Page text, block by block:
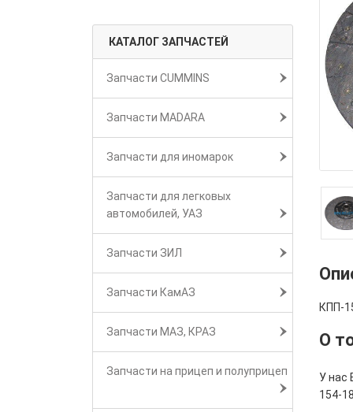
КАТАЛОГ ЗАПЧАСТЕЙ
Запчасти CUMMINS
Запчасти MADARA
Запчасти для иномарок
Запчасти для легковых
автомобилей, УАЗ
Запчасти ЗИЛ
Запчасти КамАЗ
Запчасти МАЗ, КРАЗ
Запчасти на прицеп и полуприцеп
КПП-
О
У нас
154-